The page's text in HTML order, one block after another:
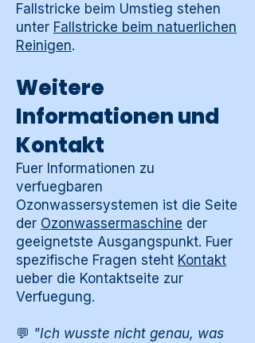
Fallstricke beim Umstieg stehen
unter Fallstricke beim natuerlichen
Reinigen.
Weitere
Informationen und
Kontakt
Fuer Informationen zu
verfuegbaren
Ozonwassersystemen ist die Seite
der Ozonwassermaschine der
geeignetste Ausgangspunkt. Fuer
spezifische Fragen steht Kontakt
ueber die Kontaktseite zur
Verfuegung.
💬 "Ich wusste nicht genau, was